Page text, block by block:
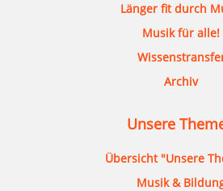
Länger fit durch
Musik für alle!
Archiv
Unsere
Übersicht "Unsere
Musik &